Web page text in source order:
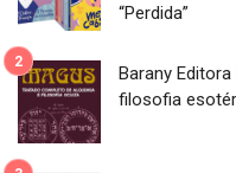
“Perdida”
Barany
filosofia